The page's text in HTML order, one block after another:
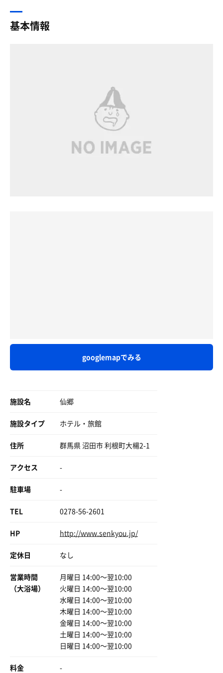
基本情報
googlemapでみる
施設名 仙郷
施設タイプ ホテル・旅館
住所 群馬県 沼田市 利根町大楊2-1
アクセス -
駐車場 -
TEL 0278-56-2601
HP http://www.senkyou.jp/
定休日 なし
営業時間
（大浴場）
月曜日 14:00〜翌10:00
火曜日 14:00〜翌10:00
水曜日 14:00〜翌10:00
木曜日 14:00〜翌10:00
金曜日 14:00〜翌10:00
土曜日 14:00〜翌10:00
日曜日 14:00〜翌10:00
料金 -